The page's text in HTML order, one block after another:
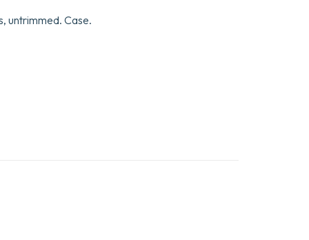
untrimmed. Case.